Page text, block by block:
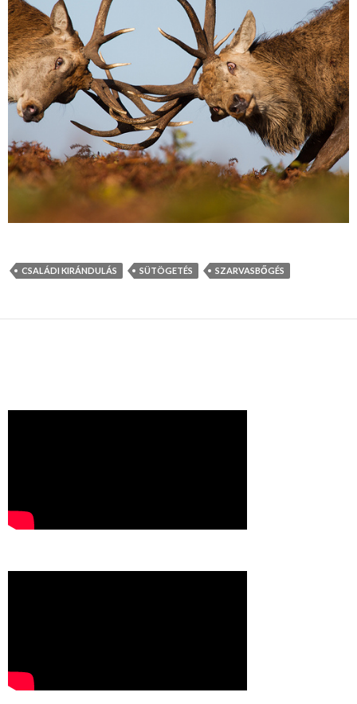
CSALÁDI KIRÁNDULÁS SÜTÖGETÉS SZARVASBŐGÉS